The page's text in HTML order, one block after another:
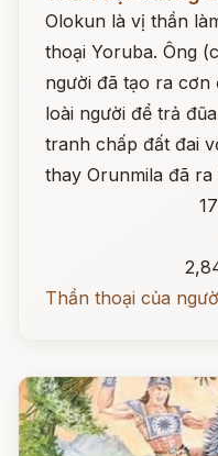
Olokun là vị thần
thoại Yoruba. Ông
người đã tạo ra cơn
loài người để trả
tranh chấp đất đai
thay Orunmila đã
Thần thoại của